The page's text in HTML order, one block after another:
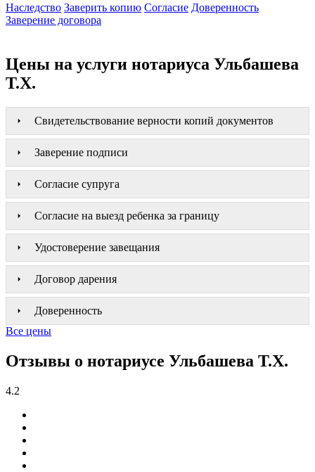
Наследство Заверить копию Согласие Доверенность
Заверение договора
Цены на услуги нотариуса Ульбашева
Т.Х.
Свидетельствование верности копий документов
Заверение подписи
Согласие супруга
Согласие на выезд ребенка за границу
Удостоверение завещания
Договор дарения
Доверенность
Все цены
Отзывы о нотариусе Ульбашева Т.Х.
4.2